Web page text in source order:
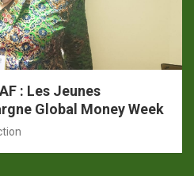
: Les Jeunes
Global Money Week